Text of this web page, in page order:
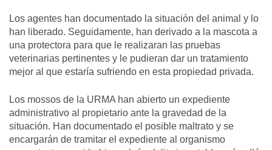
Los agentes han documentado la situación del animal y lo
han liberado. Seguidamente, han derivado a la mascota a
una protectora para que le realizaran las pruebas
veterinarias pertinentes y le pudieran dar un tratamiento
mejor al que estaría sufriendo en esta propiedad privada.
Los mossos de la URMA han abierto un expediente
administrativo al propietario ante la gravedad de la
situación. Han documentado el posible maltrato y se
encargarán de tramitar el expediente al organismo